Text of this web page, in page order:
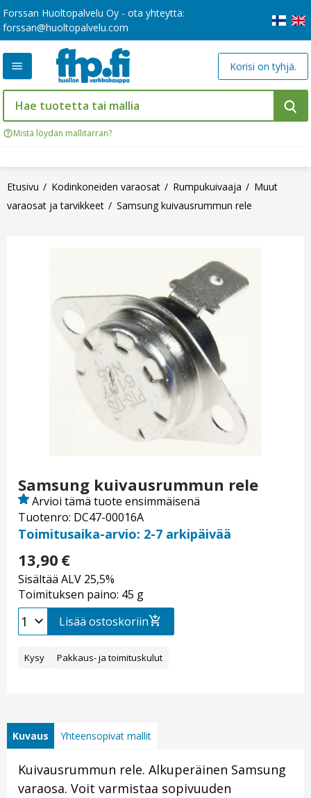
Forssan Huoltopalvelu Oy - ota yhteyttä:
forssan@huoltopalvelu.com
Mistä löydän mallitarran?
Korisi on tyhjä.
Etusivu Kodinkoneiden varaosat Rumpukuivaaja
Muut
varaosat ja tarvikkeet
Samsung kuivausrummun rele
Samsung kuivausrummun rele
Tuotenro: DC47-00016A
Arvioi tämä tuote ensimmäisenä
Toimitusaika-arvio: 2-7 arkipäivää
13,90 €
Sisältää ALV 25,5%
Toimituksen paino: 45 g
Lisää ostoskoriin
Kysy Pakkaus- ja toimituskulut
Kuvaus Yhteensopivat mallit
Kuivausrummun rele. Alkuperäinen Samsung
varaosa. Voit varmistaa sopivuuden